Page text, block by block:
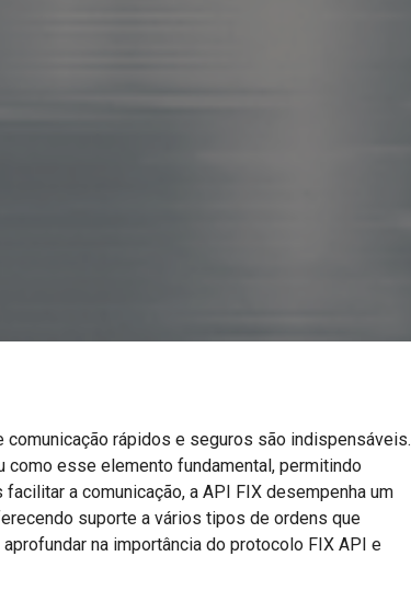
rápidos e seguros são indispensáveis.
como esse elemento fundamental, permitindo
a comunicação, a API FIX desempenha um
suporte a vários tipos de ordens que
na importância do protocolo FIX API e